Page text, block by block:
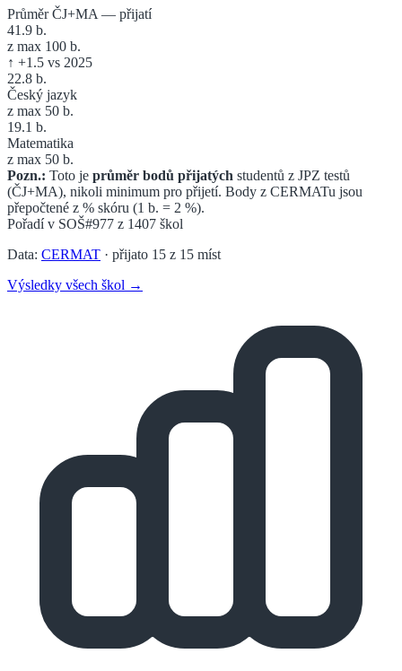
Průměr ČJ+MA — přijatí
41.9 b.
z max 100 b.
↑ +1.5 vs 2025
22.8 b.
Český jazyk
z max 50 b.
19.1 b.
Matematika
z max 50 b.
Pozn.: Toto je průměr bodů přijatých studentů z JPZ testů
(ČJ+MA), nikoli minimum pro přijetí. Body z CERMATu jsou
přepočtené z % skóru (1 b. = 2 %).
Pořadí v SOŠ#977 z 1407 škol
Data: CERMAT · přijato 15 z 15 míst
Výsledky všech škol →